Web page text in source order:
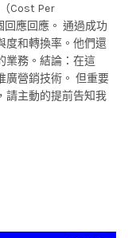
Cost Per
應回應。 通過成功
度和轉換率。他們還
業務。結論：在這
廣營銷技術。 但重要
請主動的提前告知我